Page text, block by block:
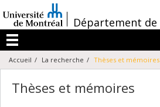
au
contenu
/Département de
Menu
Accueil La recherche Thèses et mémoires
Thèses et mémoires